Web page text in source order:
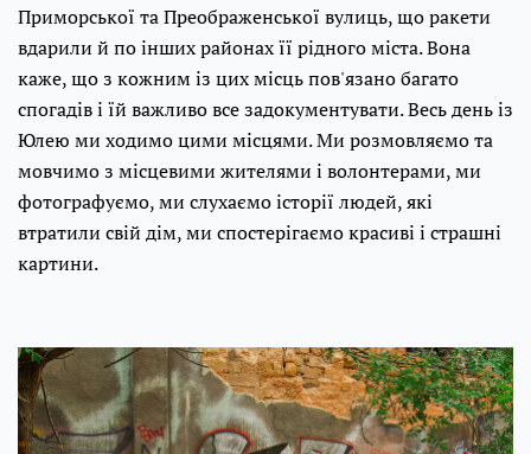
Приморської та Преображенської вулиць, що ракети
вдарили й по інших районах її рідного міста. Вона
каже, що з кожним із цих місць пов'язано багато
спогадів і їй важливо все задокументувати. Весь день із
Юлею ми ходимо цими місцями. Ми розмовляємо та
мовчимо з місцевими жителями і волонтерами, ми
фотографуємо, ми слухаємо історії людей, які
втратили свій дім, ми спостерігаємо красиві і страшні
картини.